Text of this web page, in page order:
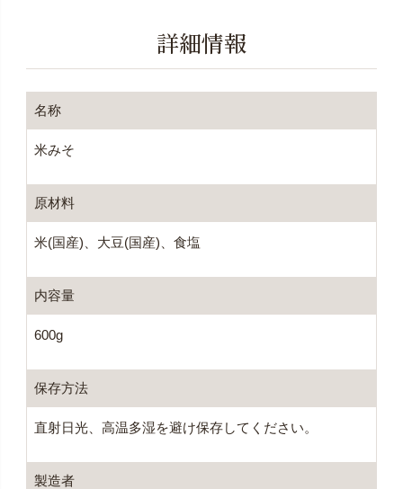
詳細情報
名称
米みそ
原材料
米(国産)、大豆(国産)、食塩
内容量
600g
保存方法
直射日光、高温多湿を避け保存してください。
製造者